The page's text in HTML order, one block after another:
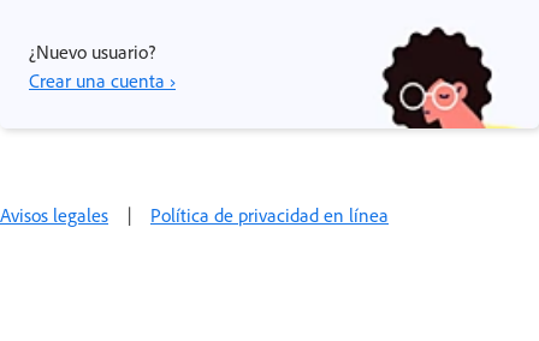
¿Nuevo usuario?
Crear una cuenta ›
Avisos legales | Política de privacidad en línea